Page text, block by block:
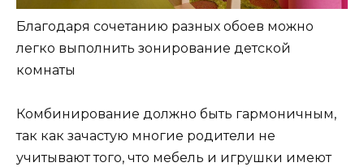
Благодаря сочетанию разных обоев можно
легко выполнить зонирование детской
комнаты
Комбинирование должно быть гармоничным,
так как зачастую многие родители не
учитывают того, что мебель и игрушки имеют